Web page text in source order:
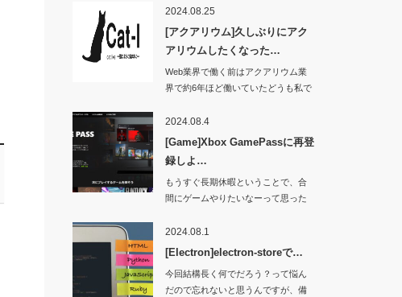
2024.08.25
[アクアリウム]久しぶりにアク
アリウムしたくなった…
Web業界で働く前はアクアリウム業
界で約6年ほど働いていたどうも私で
2024.08.4
[Game]Xbox GamePassに再登
録しよ…
もうすぐ長期休暇ということで、合
間にゲームやりたいなーって思った
2024.08.1
[Electron]electron-storeで…
今回結構長く何でだろう？って悩ん
だので忘れないと思うんですが、備